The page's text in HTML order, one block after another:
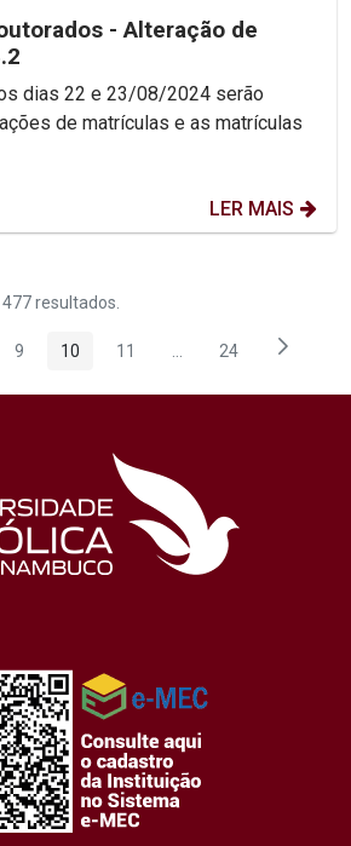
- Alteração de
dias 22 e 23/08/2024 serão
de matrículas e as matrículas
LER MAIS
resultados.
intermediárias Usar ABA para navegar.
Página
9 Página
10 Página
11 ...PáginasPágina
24